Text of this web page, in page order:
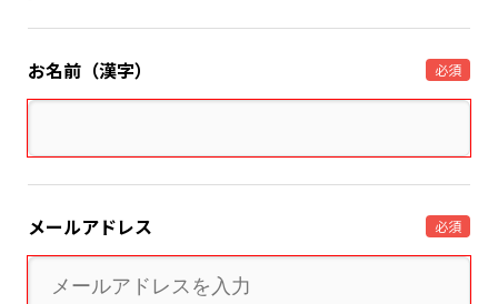
お名前（漢字） 必須
メールアドレス 必須